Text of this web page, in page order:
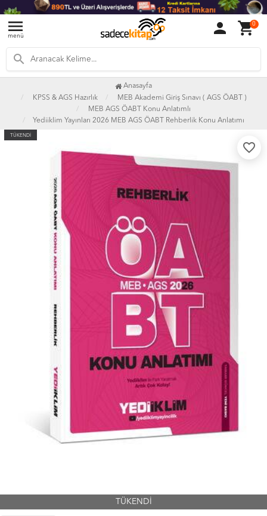
menu
menü person shopping_cart0
search
Anasayfa
KPSS & AGS Hazırlık
MEB Akademi Giriş Sınavı ( AGS ÖABT )
MEB AGS ÖABT Konu Anlatımlı
Yediiklim Yayınları 2026 MEB AGS ÖABT Rehberlik Konu Anlatımı
TÜKENDİ
favorite_border
TÜKENDİ